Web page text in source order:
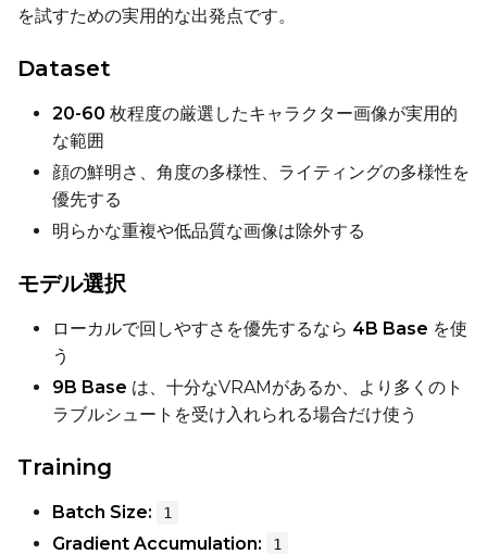
Height
を試すための実用的な出発点です。
Dataset
20-60 枚程度の厳選したキャラクター画像が実用的
な範囲
顔の鮮明さ、角度の多様性、ライティングの多様性を
優先する
明らかな重複や低品質な画像は除外する
モデル選択
ローカルで回しやすさを優先するなら 4B Base を使
う
9B Base は、十分なVRAMがあるか、より多くのト
ラブルシュートを受け入れられる場合だけ使う
Training
Batch Size: 1
Gradient Accumulation: 1